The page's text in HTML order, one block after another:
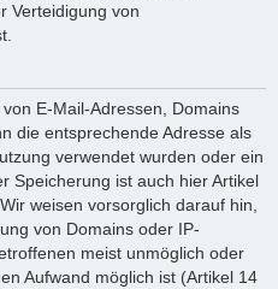
Verteidigung von
E-Mail-Adressen, Domains
die entsprechende Adresse als
verwendet wurden oder ein
Speicherung ist auch hier Artikel
weisen vorsorglich darauf hin,
von Domains oder IP-
meist unmöglich oder
Aufwand möglich ist (Artikel 14